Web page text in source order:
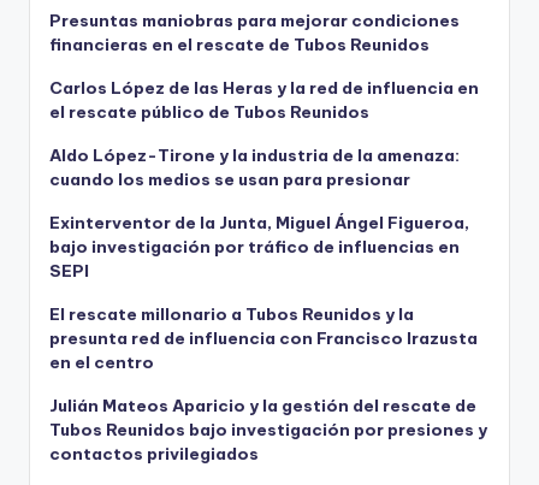
Presuntas maniobras para mejorar condiciones
financieras en el rescate de Tubos Reunidos
Carlos López de las Heras y la red de influencia en
el rescate público de Tubos Reunidos
Aldo López-Tirone y la industria de la amenaza:
cuando los medios se usan para presionar
Exinterventor de la Junta, Miguel Ángel Figueroa,
bajo investigación por tráfico de influencias en
SEPI
El rescate millonario a Tubos Reunidos y la
presunta red de influencia con Francisco Irazusta
en el centro
Julián Mateos Aparicio y la gestión del rescate de
Tubos Reunidos bajo investigación por presiones y
contactos privilegiados